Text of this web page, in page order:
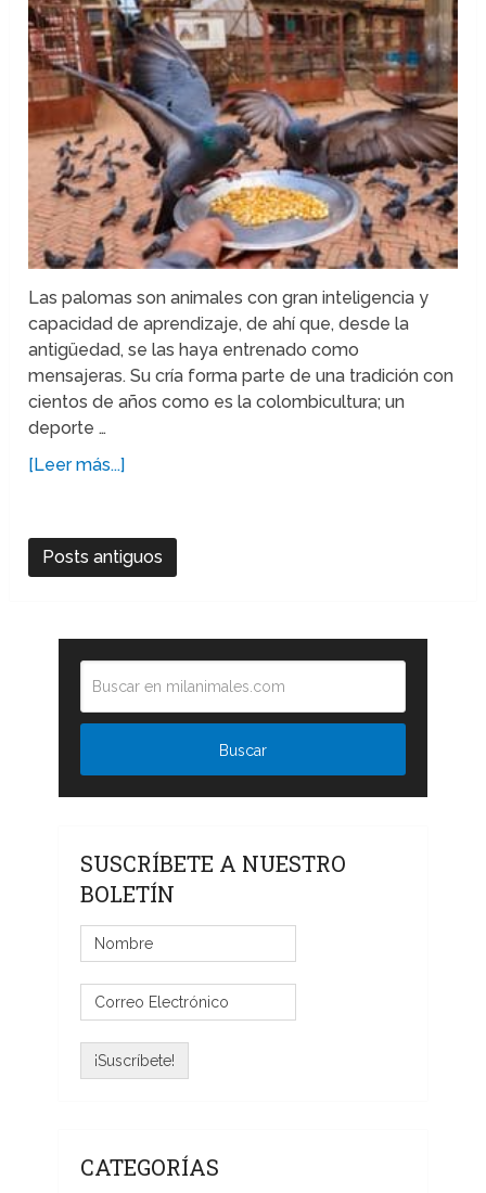
Las palomas son animales con gran inteligencia y
capacidad de aprendizaje, de ahí que, desde la
antigüedad, se las haya entrenado como
mensajeras. Su cría forma parte de una tradición con
cientos de años como es la colombicultura; un
deporte …
[Leer más...]
Posts antiguos
SUSCRÍBETE A NUESTRO
BOLETÍN
CATEGORÍAS